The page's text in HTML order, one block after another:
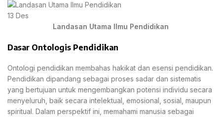
13 Des
Landasan Utama Ilmu Pendidikan
Dasar Ontologis Pendidikan
Ontologi pendidikan membahas hakikat dan esensi pendidikan.
Pendidikan dipandang sebagai proses sadar dan sistematis
yang bertujuan untuk mengembangkan potensi individu secara
menyeluruh, baik secara intelektual, emosional, sosial, maupun
spiritual. Dalam perspektif ini, memahami manusia sebagai